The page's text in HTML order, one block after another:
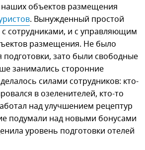
наших объектов размещения
. Вынужденный простой
с сотрудниками, и с управляющим
размещения. Не было
подготовки, зато были свободные
занимались сторонние
силами сотрудников: кто-
в озеленителей, кто-то
над улучшением рецептур
подумали над новыми бонусами
уровень подготовки отелей